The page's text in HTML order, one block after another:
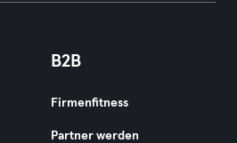
B2B
Firmenfitness
Partner werden